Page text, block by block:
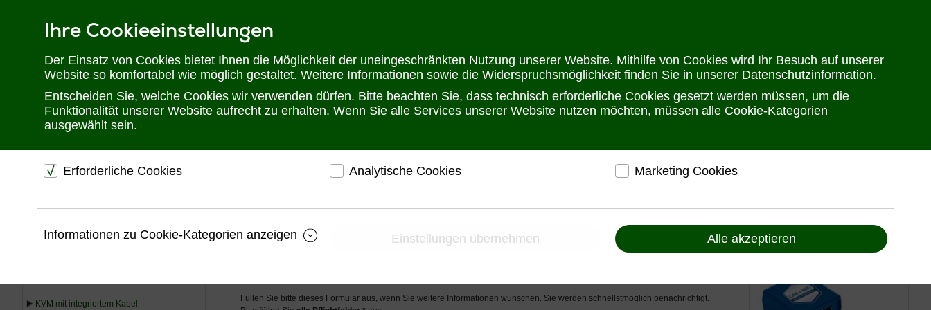
Ihre Cookieeinstellungen
Der Einsatz von Cookies bietet Ihnen die Möglichkeit der uneingeschränkten Nutzung unserer Website. Mithilfe von Cookies wird Ihr Besuch auf unserer
Website so komfortabel wie möglich gestaltet. Weitere Informationen sowie die Widerspruchsmöglichkeit finden Sie in unserer Datenschutzinformation.
Entscheiden Sie, welche Cookies wir verwenden dürfen. Bitte beachten Sie, dass technisch erforderliche Cookies gesetzt werden müssen, um die
Funktionalität unserer Website aufrecht zu erhalten. Wenn Sie alle Services unserer Website nutzen möchten, müssen alle Cookie-Kategorien
ausgewählt sein.
Erforderliche Cookies
Website.
Analytische Cookies
Besucherverhalten kennenzulernen und die Website
Ermöglichen eine Verbesserung des
Marketing Cookies
individuelle Angebote und Services anbieten zu
können
Liefern Anzeigen, die zu Ihren Interessen passen
bestmöglichen Service anbieten zu können
Informationen zu Cookie-Kategorien anzeigen Einstellungen übernehmen Alle akzeptieren
Telefon: 02302 28 28 30
PRODUKTE HERSTELLER ANSPRECHPARTNER
USV
KVM mit integriertem Kabel
Professionelle Keyboard-Video-Mouse (KVM) Systeme
Füllen Sie bitte dieses Formular aus, wenn Sie weitere Informationen wünschen. Sie werden schnellstmöglich benachrichtigt.